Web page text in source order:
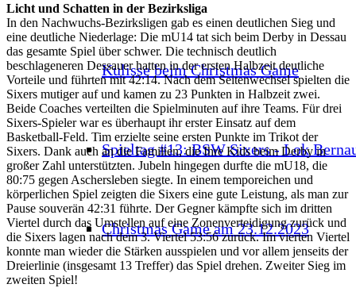
Kulisse beim Christmas Game
Spieltag #13: BSW Sixers - Lok
Christmas Game am 23.12.2023
Licht und Schatten in der Bezirksliga
In den Nachwuchs-Bezirksligen gab es einen deutlichen Sieg und
eine deutliche Niederlage: Die mU14 tat sich beim Derby in Dessau
das gesamte Spiel über schwer. Die technisch deutlich
beschlageneren Dessauer hatten in der ersten Halbzeit deutliche
Vorteile und führten mit 42:14. Nach dem Seitenwechsel spielten die
Sixers mutiger auf und kamen zu 23 Punkten in Halbzeit zwei.
Beide Coaches verteilten die Spielminuten auf ihre Teams. Für drei
Sixers-Spieler war es überhaupt ihr erster Einsatz auf dem
Basketball-Feld. Tim erzielte seine ersten Punkte im Trikot der
Sixers. Dank auch an die Familien, die Ihre Kids beim Derby in
großer Zahl unterstützten. Jubeln hingegen durfte die mU18, die
80:75 gegen Aschersleben siegte. In einem temporeichen und
körperlichen Spiel zeigten die Sixers eine gute Leistung, als man zur
Pause souverän 42:31 führte. Der Gegner kämpfte sich im dritten
Viertel durch das Umstellen auf eine Zonenverteidigung zurück und
die Sixers lagen nach dem 3. Viertel 53:56 zurück. Im vierten Viertel
konnte man wieder die Stärken ausspielen und vor allem jenseits der
Dreierlinie (insgesamt 13 Treffer) das Spiel drehen. Zweiter Sieg im
zweiten Spiel!